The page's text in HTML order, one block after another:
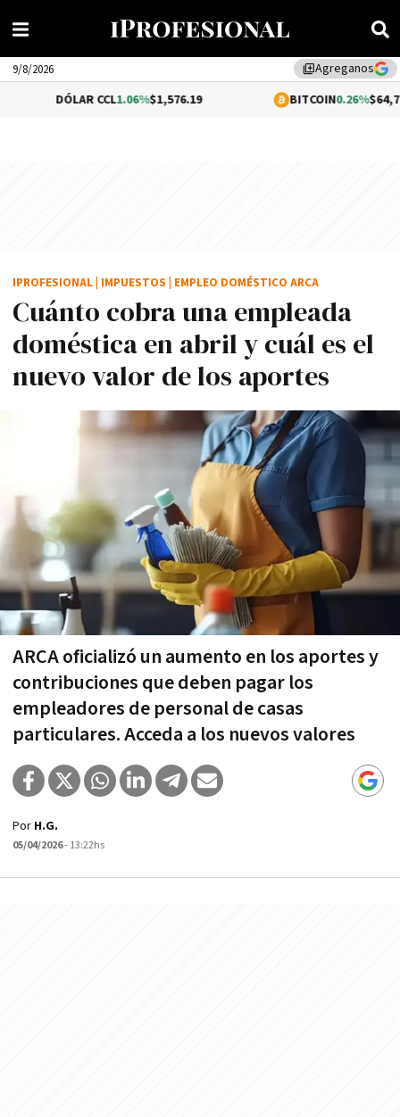
library_addAgreganos
9/8/2026
1.06%$1,576.19 0.26%$64,711.72
Cuánto cobra una empleada
doméstica en abril y cuál es el
nuevo valor de los aportes
ARCA oficializó un aumento en los aportes y
contribuciones que deben pagar los
empleadores de personal de casas
particulares. Acceda a los nuevos valores
IPROFESIONAL IMPUESTOS EMPLEO DOMÉSTICO ARCA
Por H.G.
05/04/2026- 13:22hs